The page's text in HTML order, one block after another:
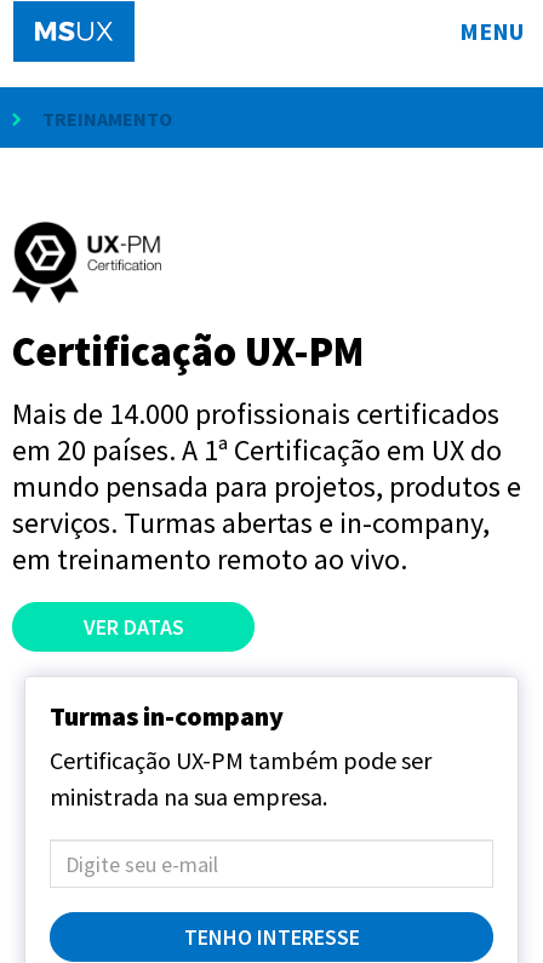
MENU
TREINAMENTO
Certificação UX-PM
Mais de 14.000 profissionais certificados
em 20 países. A 1ª Certificação em UX do
mundo pensada para projetos, produtos e
serviços. Turmas abertas e in-company,
em treinamento remoto ao vivo.
VER DATAS
Turmas in-company
Certificação UX-PM também pode ser
ministrada na sua empresa.
TENHO INTERESSE